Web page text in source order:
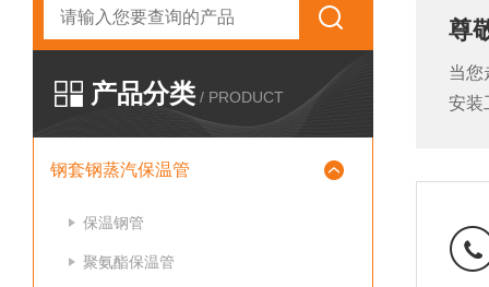
产品分类 / PRODUCT
钢套钢蒸汽保温管
保温钢管
聚氨酯保温管
尊
当您
安装